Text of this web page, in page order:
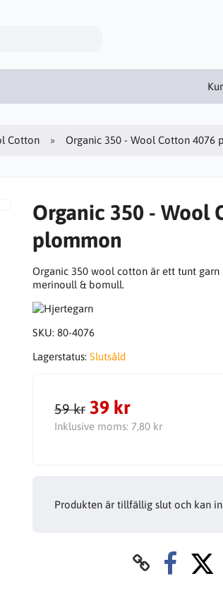
Cotton Organic 350 - Wool Cotton 4076
Organic 350 - Wool
plommon
Organic 350 wool cotton är ett tunt garn
merinoull & bomull.
SKU: 80-4076
Lagerstatus: Slutsåld
59 kr 39 kr
Inklusive moms: 7,80 kr
Produkten är tillfällig slut och kan